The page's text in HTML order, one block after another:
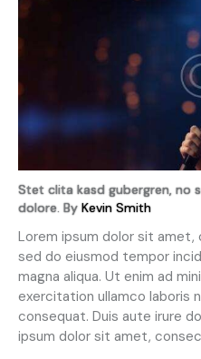
Stet clita kasd gubergren, no
dolore. By Kevin Smith
Lorem ipsum dolor sit
sed do eiusmod tempor
magna aliqua. Ut enim ad
exercitation ullamco laboris
consequat. Duis aute irure
ipsum dolor sit amet,